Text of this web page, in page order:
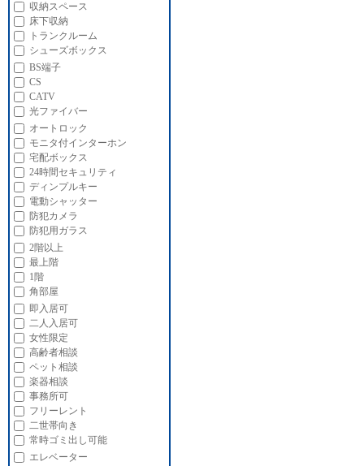
収納スペース
床下収納
トランクルーム
シューズボックス
BS端子
CS
CATV
光ファイバー
オートロック
モニタ付インターホン
宅配ボックス
24時間セキュリティ
ディンプルキー
電動シャッター
防犯カメラ
防犯用ガラス
2階以上
最上階
1階
角部屋
即入居可
二人入居可
女性限定
高齢者相談
ペット相談
楽器相談
事務所可
フリーレント
二世帯向き
常時ゴミ出し可能
エレベーター